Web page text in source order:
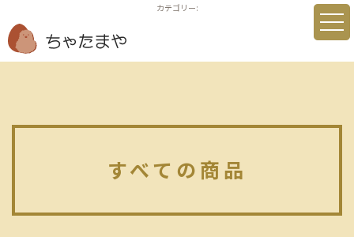
カテゴリー:
すべての商品